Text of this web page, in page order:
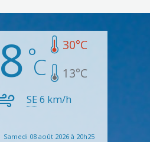
30°C
13°C
SE6 km/h
Samedi 08 août 2026 à 20h25